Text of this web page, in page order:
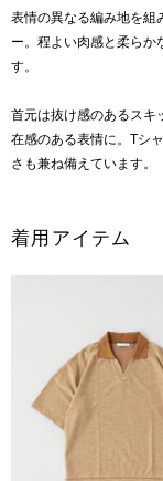
表情の異なる編み地を組
ー。程よい肉感と柔らか
す。
首元は抜け感のあるスキ
在感のある表情に。Tシ
さも兼ね備えています。
着用アイテム